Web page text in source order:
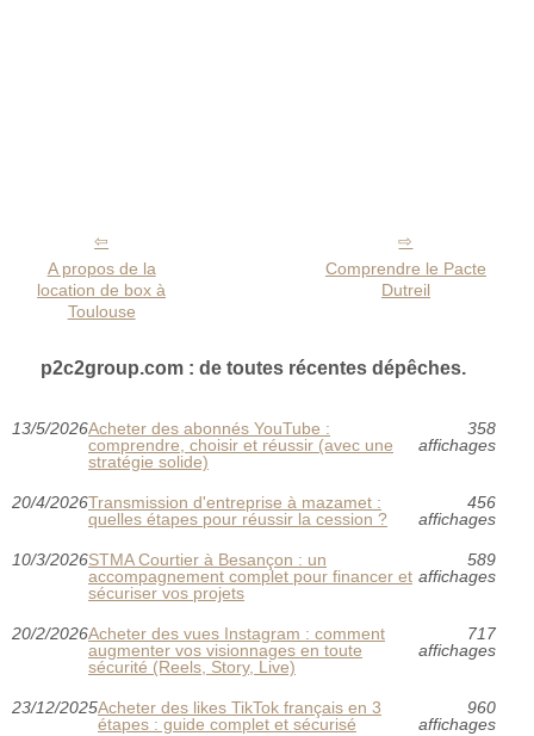
A propos de la
location de box à
Toulouse
Comprendre le Pacte
Dutreil
p2c2group.com : de toutes récentes dépêches.
13/5/2026Acheter des abonnés YouTube :
comprendre, choisir et réussir (avec une
stratégie solide)
358
affichages
20/4/2026Transmission d'entreprise à mazamet :
quelles étapes pour réussir la cession ?
456
affichages
10/3/2026STMA Courtier à Besançon : un
accompagnement complet pour financer et
sécuriser vos projets
589
affichages
20/2/2026Acheter des vues Instagram : comment
augmenter vos visionnages en toute
sécurité (Reels, Story, Live)
717
affichages
23/12/2025Acheter des likes TikTok français en 3
étapes : guide complet et sécurisé
960
affichages